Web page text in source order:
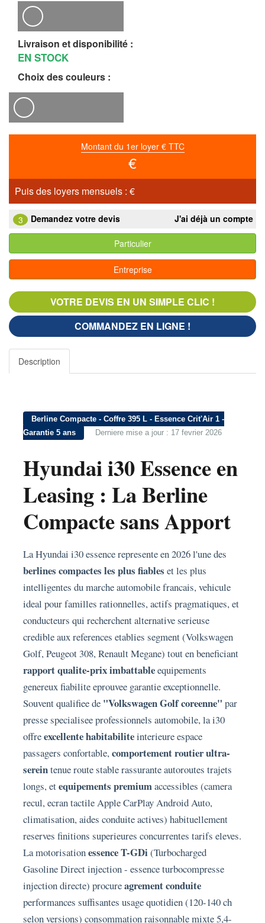
Livraison et disponibilité :
EN STOCK
Choix des couleurs :
Montant du 1er loyer € TTC
€
Puis des loyers mensuels : €
3 Demandez votre devis J'ai déjà un compte
Particulier
Entreprise
VOTRE DEVIS EN UN SIMPLE CLIC !
COMMANDEZ EN LIGNE !
Description
Berline Compacte - Coffre 395 L - Essence Crit'Air 1 -
Garantie 5 ans
Derniere mise a jour : 17 fevrier 2026
Hyundai i30 Essence en
Leasing : La Berline
Compacte sans Apport
La Hyundai i30 essence represente en 2026 l'une des
berlines compactes les plus fiables et les plus
intelligentes du marche automobile francais, vehicule
ideal pour familles rationnelles, actifs pragmatiques, et
conducteurs qui recherchent alternative serieuse
credible aux references etablies segment (Volkswagen
Golf, Peugeot 308, Renault Megane) tout en beneficiant
rapport qualite-prix imbattableequipements
genereux fiabilite eprouvee garantie exceptionnelle.
Souvent qualifiee de "Volkswagen Golf coreenne" par
presse specialisee professionnels automobile, la i30
offreexcellente habitabiliteinterieure espace
passagers confortable,comportement routier ultra-
sereintenue route stable rassurante autoroutes trajets
longs, etequipements premiumaccessibles (camera
recul, ecran tactile Apple CarPlay Android Auto,
climatisation, aides conduite actives) habituellement
reserves finitions superieures concurrentes tarifs eleves.
La motorisationessence T-GDi(Turbocharged
Gasoline Direct injection - essence turbocompresse
injection directe) procureagrement conduite
performances suffisantes usage quotidien (120-140 ch
selon versions) consommation raisonnable mixte 5,4-